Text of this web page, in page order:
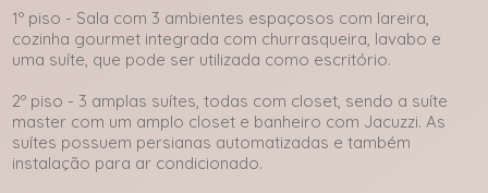
1º piso - Sala com 3 ambientes espaçosos com lareira,
cozinha gourmet integrada com churrasqueira, lavabo e
uma suíte, que pode ser utilizada como escritório.
2º piso - 3 amplas suítes, todas com closet, sendo a suíte
master com um amplo closet e banheiro com Jacuzzi. As
suítes possuem persianas automatizadas e também
instalação para ar condicionado.